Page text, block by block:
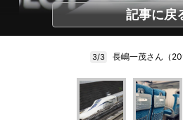
記事に戻
3/3 長嶋一茂さん（